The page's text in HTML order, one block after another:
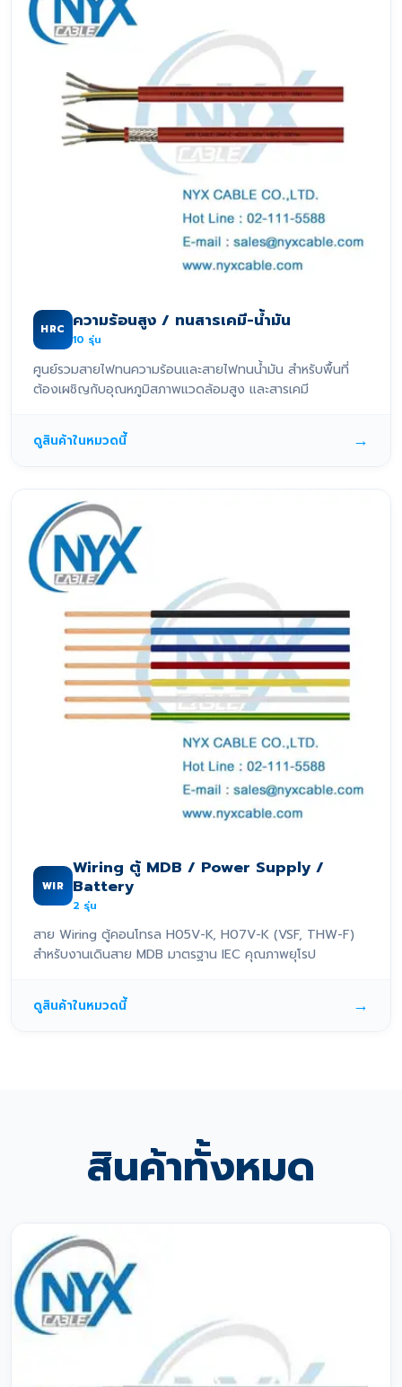
HRC ความร้อนสูง / ทนสารเคมี-น้ำมัน
10 รุ่น
ศูนย์รวมสายไฟทนความร้อนและสายไฟทนน้ำมัน สำหรับพื้นที่
ต้องเผชิญกับอุณหภูมิสภาพแวดล้อมสูง และสารเคมี
ดูสินค้าในหมวดนี้ →
WIR
Wiring ตู้ MDB / Power Supply /
Battery
2 รุ่น
สาย Wiring ตู้คอนโทรล H05V-K, H07V-K (VSF, THW-F)
สำหรับงานเดินสาย MDB มาตรฐาน IEC คุณภาพยุโรป
ดูสินค้าในหมวดนี้ →
สินค้าทั้งหมด